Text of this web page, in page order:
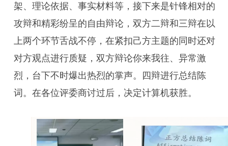
架、理论依据、事实材料等，接下来是针锋相对的
攻辩和精彩纷呈的自由辩论，双方二辩和三辩在以
上两个环节舌战不停，在紧扣己方主题的同时还对
对方观点进行质疑，双方辩论你来我往、异常激
烈，台下不时爆出热烈的掌声。四辩进行总结陈
词。在各位评委商讨过后，决定计算机获胜。